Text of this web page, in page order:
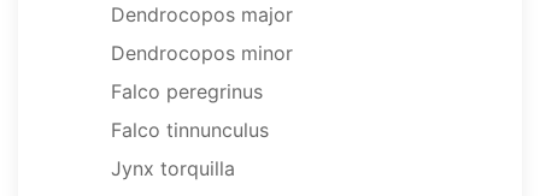
Dendrocopos major
Dendrocopos minor
Falco peregrinus
Falco tinnunculus
Jynx torquilla